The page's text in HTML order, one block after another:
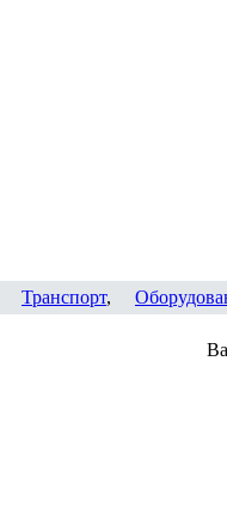
Транспорт,